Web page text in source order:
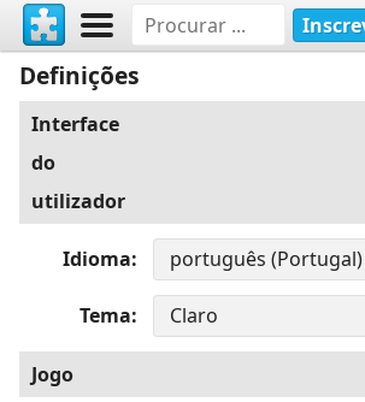
Definições
Interface
do
utilizador
Idioma
Tema
Jogo